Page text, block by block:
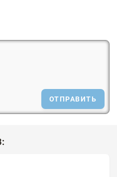
ОТПРАВИТЬ